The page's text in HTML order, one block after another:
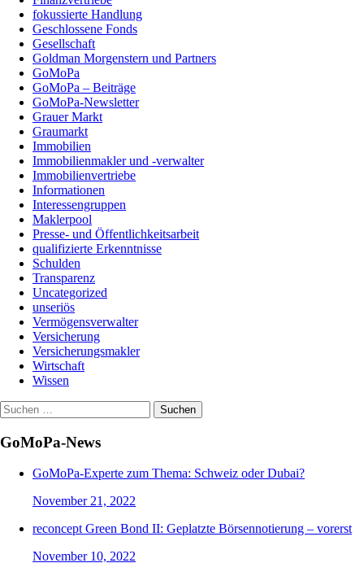
fokussierte Handlung
Geschlossene Fonds
Gesellschaft
Goldman Morgenstern und Partners
GoMoPa
GoMoPa – Beiträge
GoMoPa-Newsletter
Grauer Markt
Graumarkt
Immobilien
Immobilienmakler und -verwalter
Immobilienvertriebe
Informationen
Interessengruppen
Maklerpool
Presse- und Öffentlichkeitsarbeit
qualifizierte Erkenntnisse
Schulden
Transparenz
Uncategorized
unseriös
Vermögensverwalter
Versicherung
Versicherungsmakler
Wirtschaft
Wissen
Suchen
nach:
GoMoPa-News
GoMoPa-Experte zum Thema: Schweiz oder Dubai?
November 21, 2022
reconcept Green Bond II: Geplatzte Börsennotierung – vorerst
November 10, 2022